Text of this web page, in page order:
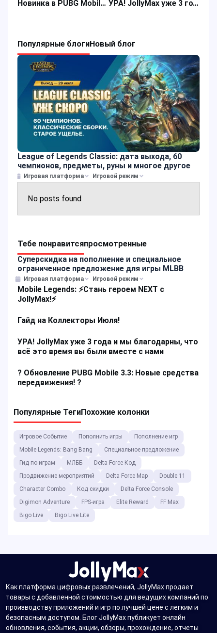
Новинка в PUBG Mobile: Режим World of Wonder и золотой костюм «Сияние безмятежности» УРА! JollyMax уже 3 года и мы благодарны, что всё это время вы были вместе с нами
Популярные блогиНовый блог
League of Legends Classic: дата выхода, 60
чемпионов, предметы, руны и многое другое
Игровая платформа Игровой режим
No posts found
Тебе понравитсяпросмотренные
Суперскидка на пополнение и специальное
ограниченное предложение для игры MLBB
Игровая платформа Игровой режим
Mobile Legends: ⚡Стань героем NEXT с
JollyMax!⚡
Гайд на Коллекторы Июля!
УРА! JollyMax уже 3 года и мы благодарны, что
всё это время вы были вместе с нами
? Обновление PUBG Mobile 3.3: Новые средства
передвижения! ?
Популярные ТегиПохожие колонки
Игровое Событие Пополнить игры
Пополнение игр
Mobile Legends: Bang Bang
Специальное предложение
Гид по играм
МЛББ
Delta Force Код
Продвижение мероприятий
Delta Force Map
Double 11
Character Combo
Код скидки
Delta Force Console
Digimon Adventure
FPS-игра Elite Reward
FF Max
Bigo Live
Bigo Live Lite
Как платформа цифровых развлечений, JollyMax продает
товары с добавленной стоимостью для ведущих компаний по
производству приложений и игр по лучшей цене с легким и
безопасным доступом. Блог JollyMax публикует онлайн
обновления, события, акции, обзоры, прохождение, отчеты